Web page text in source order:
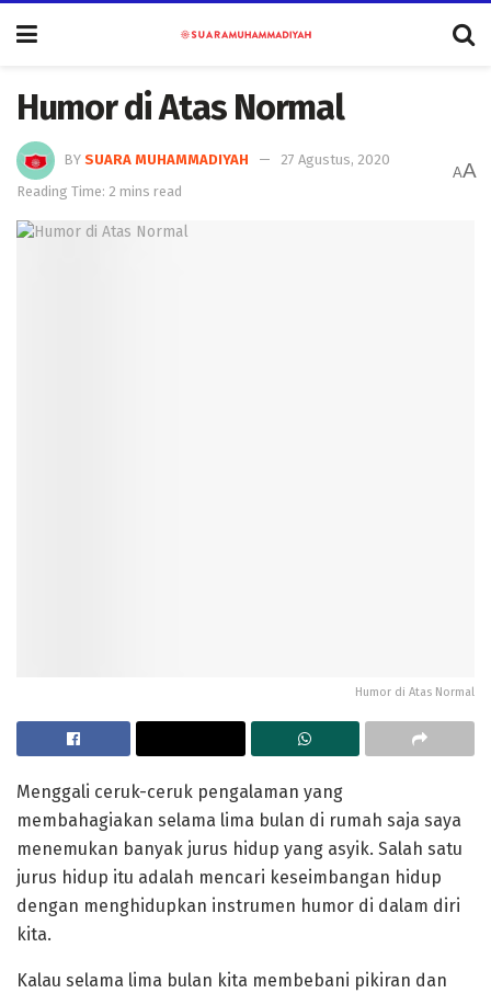
Humor di Atas Normal
BY SUARA MUHAMMADIYAH
27 Agustus, 2020
Reading Time: 2 mins read
AA
Humor di Atas Normal
Menggali ceruk-ceruk pengalaman yang
membahagiakan selama lima bulan di rumah saja saya
menemukan banyak jurus hidup yang asyik. Salah satu
jurus hidup itu adalah mencari keseimbangan hidup
dengan menghidupkan instrumen humor di dalam diri
kita.
Kalau selama lima bulan kita membebani pikiran dan